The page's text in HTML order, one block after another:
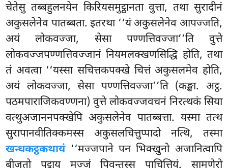
चेतेसु तब्बहुलनयेन किरियसमुट्ठानता वुत्ता, तथा सुरादीनं
अकुसलेनेव पातब्बता. इतरथा ‘‘यं अकुसलेनेव आपज्जति,
अयं लोकवज्जा, सेसा पण्णत्तिवज्जा’’ति वुत्ते
लोकवज्जपण्णत्तिवज्जानं नियमलक्खणसिद्धि होति, तथा
तं अवत्वा ‘‘यस्सा सचित्तकपक्खे चित्तं अकुसलमेव होति,
अयं लोकवज्जा, सेसा पण्णत्तिवज्जा’’ति (कङ्खा. अट्ठ.
पठमपाराजिकवण्णना) वुत्ते लोकवज्जवचनं निरत्थकं सिया
वत्थुअजाननपक्खेपि अकुसलेनेव पातब्बत्ता. यस्मा तत्थ
सुरापानवीतिक्कमस्स अकुसलचित्तुप्पादो नत्थि, तस्मा
खन्धकट्ठकथायं‘‘मज्जपाने पन भिक्खुनो अजानित्वापि